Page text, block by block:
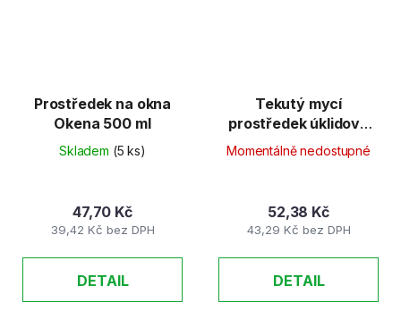
Prostředek na okna
Okena 500 ml
Skladem (5 ks)
39,42 Kč bez DPH
47,70 Kč
DETAIL
Tekutý mycí
prostředek úklidový
univerzál 1l
Momentálně nedostupné
43,29 Kč bez DPH
52,38 Kč
DETAIL